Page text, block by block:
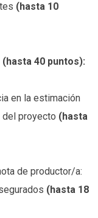
(hasta 10
40 puntos):
en la estimación
proyecto (hasta
de productor/a:
(hasta 18